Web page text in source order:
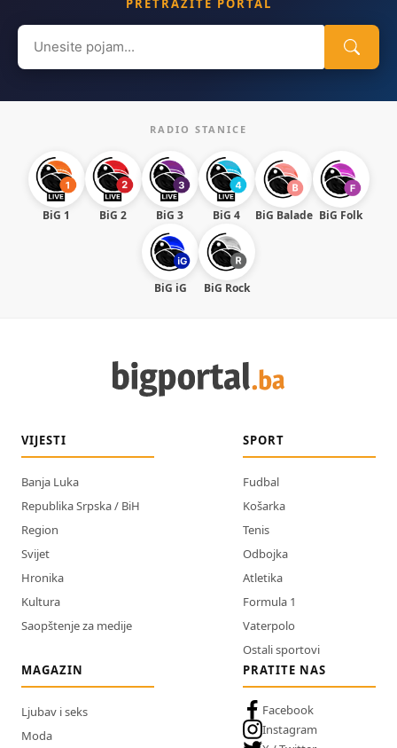
PRETRAŽITE PORTAL
Search
for:
RADIO STANICE
BiG 1 BiG 2 BiG 3 BiG 4 BiG Balade BiG Folk
BiG iG BiG Rock
VIJESTI
Banja Luka
Republika Srpska / BiH
Region
Svijet
Hronika
Kultura
Saopštenje za medije
SPORT
Fudbal
Košarka
Tenis
Odbojka
Atletika
Formula 1
Vaterpolo
Ostali sportovi
MAGAZIN
Ljubav i seks
Moda
PRATITE NAS
Facebook
Instagram